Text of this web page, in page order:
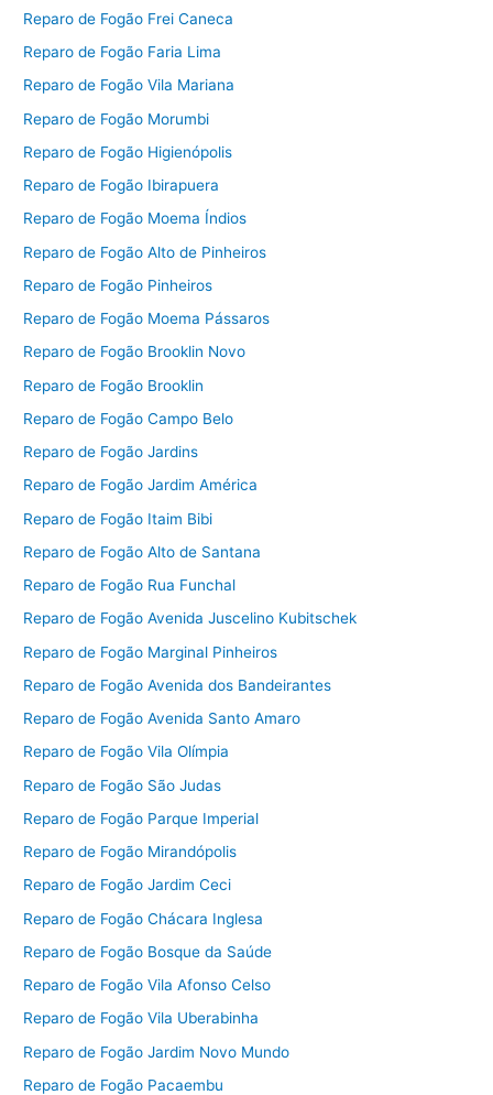
Reparo de Fogão Frei Caneca
Reparo de Fogão Faria Lima
Reparo de Fogão Vila Mariana
Reparo de Fogão Morumbi
Reparo de Fogão Higienópolis
Reparo de Fogão Ibirapuera
Reparo de Fogão Moema Índios
Reparo de Fogão Alto de Pinheiros
Reparo de Fogão Pinheiros
Reparo de Fogão Moema Pássaros
Reparo de Fogão Brooklin Novo
Reparo de Fogão Brooklin
Reparo de Fogão Campo Belo
Reparo de Fogão Jardins
Reparo de Fogão Jardim América
Reparo de Fogão Itaim Bibi
Reparo de Fogão Alto de Santana
Reparo de Fogão Rua Funchal
Reparo de Fogão Avenida Juscelino Kubitschek
Reparo de Fogão Marginal Pinheiros
Reparo de Fogão Avenida dos Bandeirantes
Reparo de Fogão Avenida Santo Amaro
Reparo de Fogão Vila Olímpia
Reparo de Fogão São Judas
Reparo de Fogão Parque Imperial
Reparo de Fogão Mirandópolis
Reparo de Fogão Jardim Ceci
Reparo de Fogão Chácara Inglesa
Reparo de Fogão Bosque da Saúde
Reparo de Fogão Vila Afonso Celso
Reparo de Fogão Vila Uberabinha
Reparo de Fogão Jardim Novo Mundo
Reparo de Fogão Pacaembu